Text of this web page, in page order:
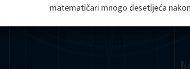
matematičari mnogo desetljeća